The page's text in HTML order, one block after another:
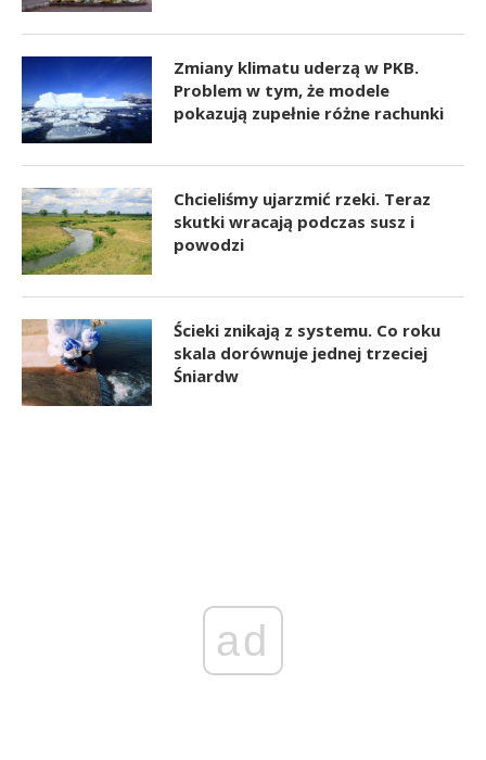
Zmiany klimatu uderzą w PKB.
Problem w tym, że modele
pokazują zupełnie różne rachunki
Chcieliśmy ujarzmić rzeki. Teraz
skutki wracają podczas susz i
powodzi
Ścieki znikają z systemu. Co roku
skala dorównuje jednej trzeciej
Śniardw
ad